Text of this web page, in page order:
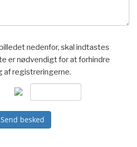
nedenfor, skal indtastes
er nødvendigt for at forhindre
af registreringerne.
Send besked